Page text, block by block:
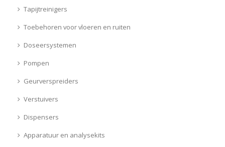
Tapijtreinigers
Toebehoren voor vloeren en ruiten
Doseersystemen
Pompen
Geurverspreiders
Verstuivers
Dispensers
Apparatuur en analysekits